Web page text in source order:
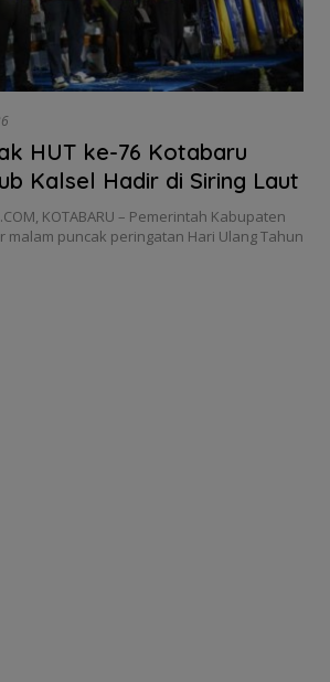
HUT ke-76 Kotabaru
Kalsel Hadir di Siring Laut
KOTABARU – Pemerintah Kabupaten
malam puncak peringatan Hari Ulang Tahun